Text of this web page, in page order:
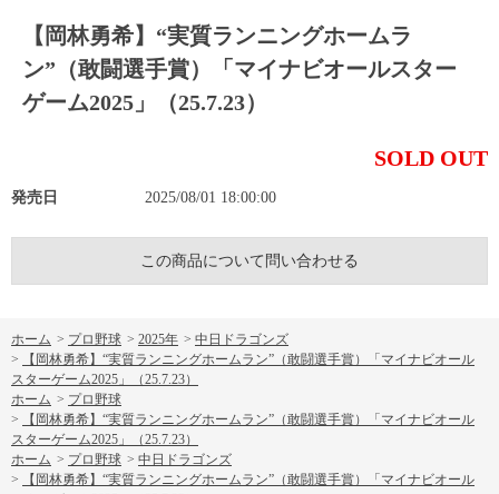
【岡林勇希】“実質ランニングホームラ
ン”（敢闘選手賞）「マイナビオールスター
ゲーム2025」（25.7.23）
SOLD OUT
発売日 2025/08/01 18:00:00
この商品について問い合わせる
ホーム > プロ野球 > 2025年 > 中日ドラゴンズ
>
【岡林勇希】“実質ランニングホームラン”（敢闘選手賞）「マイナビオール
スターゲーム2025」（25.7.23）
ホーム > プロ野球
>
【岡林勇希】“実質ランニングホームラン”（敢闘選手賞）「マイナビオール
スターゲーム2025」（25.7.23）
ホーム > プロ野球 > 中日ドラゴンズ
>
【岡林勇希】“実質ランニングホームラン”（敢闘選手賞）「マイナビオール